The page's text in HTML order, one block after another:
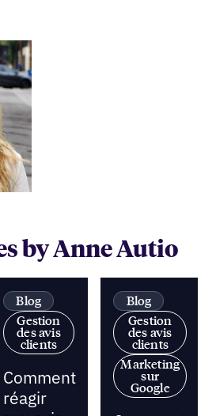
by Anne Autio
Blog
Gestion
des avis
clients
Comment
réagir
Blog
Gestion
des avis
clients
Marketing
sur
Google